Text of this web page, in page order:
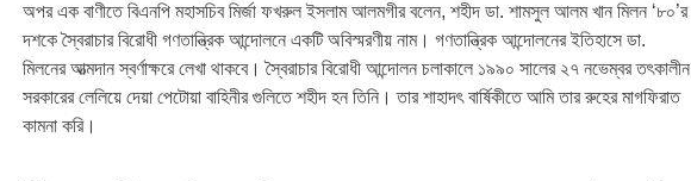
অপর এক বাণীতে বিএনপি মহাসচিব মির্জা ফখরুল ইসলাম আলমগীর বলেন, শহীদ ডা. শামসুল আলম খান মিলন ‘৮০’র
দশকে স্বৈরাচার বিরোধী গণতান্ত্রিক আন্দোলনে একটি অবিস্মরণীয় নাম। গণতান্ত্রিক আন্দোলনের ইতিহাসে ডা.
মিলনের আত্মদান স্বর্ণাক্ষরে লেখা থাকবে। স্বৈরাচার বিরোধী আন্দোলন চলাকালে ১৯৯০ সালের ২৭ নভেম্বর তৎকালীন
সরকারের লেলিয়ে দেয়া পেটোয়া বাহিনীর গুলিতে শহীদ হন তিনি। তার শাহাদৎ বার্ষিকীতে আমি তার রুহের মাগফিরাত
কামনা করি।